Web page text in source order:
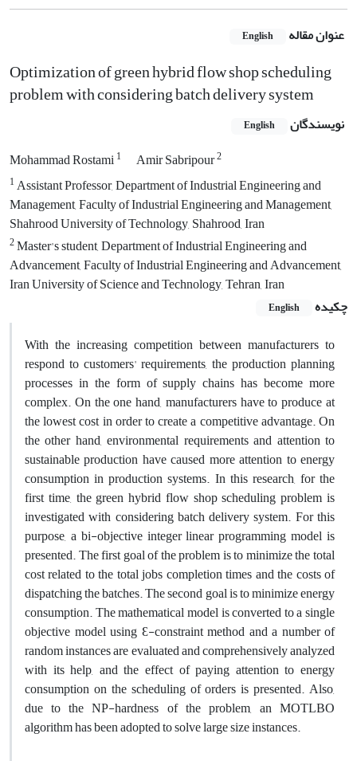
عنوان مقاله English
Optimization of green hybrid flow shop scheduling
problem with considering batch delivery system
نویسندگان English
Mohammad Rostami1 Amir Sabripour2
1Assistant Professor, Department of Industrial Engineering and
Management, Faculty of Industrial Engineering and Management,
Shahrood University of Technology, Shahrood, Iran
2Master's student, Department of Industrial Engineering and
Advancement, Faculty of Industrial Engineering and Advancement,
Iran University of Science and Technology, Tehran, Iran
چکیده
English
With the increasing competition between manufacturers to
respond to customers' requirements, the production planning
processes in the form of supply chains has become more
complex. On the one hand, manufacturers have to produce at
the lowest cost in order to create a competitive advantage. On
the other hand, environmental requirements and attention to
sustainable production have caused more attention to energy
consumption in production systems. In this research, for the
first time, the green hybrid flow shop scheduling problem is
investigated with considering batch delivery system. For this
purpose, a bi-objective integer linear programming model is
presented. The first goal of the problem is to minimize the total
cost related to the total jobs completion times and the costs of
dispatching the batches. The second goal is to minimize energy
consumption. The mathematical model is converted to a single
objective model using Ɛ-constraint method and a number of
random instances are evaluated and comprehensively analyzed
with its help, and the effect of paying attention to energy
consumption on the scheduling of orders is presented. Also,
due to the NP-hardness of the problem, an MOTLBO
algorithm has been adopted to solve large size instances.